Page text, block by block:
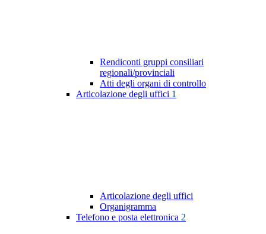
Rendiconti gruppi consiliari
regionali/provinciali
Atti degli organi di controllo
Articolazione degli uffici 1
Articolazione degli uffici
Organigramma
Telefono e posta elettronica 2